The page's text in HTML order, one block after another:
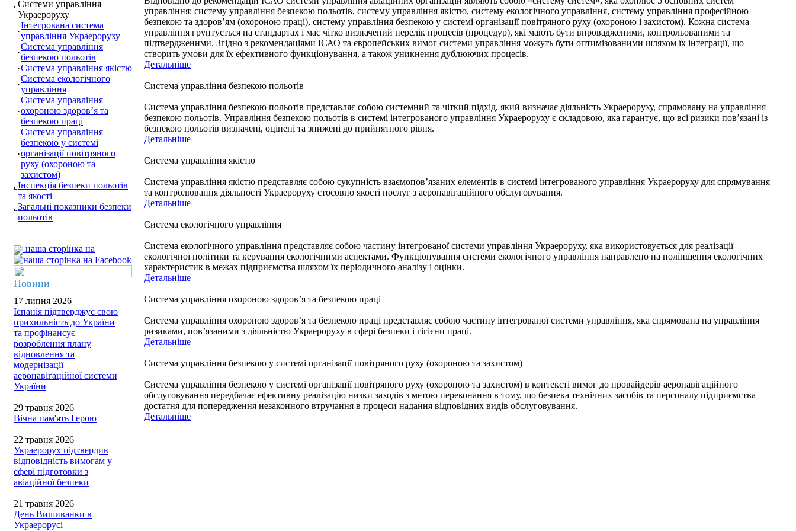
Системи управління
Украероруху
Інтегрована система
управління Украероруху
Система управління
безпекою польотів
Система управління якістю
Система екологічного
управління
Система управління
охороною здоров’я та
безпекою праці
Система управління
безпекою у системі
організації повітряного
руху (охороною та
захистом)
Інспекція безпеки польотів
та якості
Загальні показники безпеки
польотів
наша сторінка на
Новини
17 липня 2026
Іспанія підтверджує свою
прихильність до України
та профінансує
розроблення плану
відновлення та
модернізації
аеронавігаційної системи
України
29 травня 2026
Вічна пам'ять Герою
22 травня 2026
Украерорух підтвердив
відповідність вимогам у
сфері підготовки з
авіаційної безпеки
21 травня 2026
День Вишиванки в
Украерорусі
управління: систему управління безпекою польотів, систему управління якістю, систему екологічного управління, систему управління професійною
безпекою та здоров’ям (охороною праці), систему управління безпекою у системі організації повітряного руху (охороною і захистом). Кожна система
управління грунтується на стандартах і має чітко визначений перелік процесів (процедур), які мають бути впровадженими, контрольованими та
підтвердженими. Згідно з рекомендаціями ІСАО та європейських вимог системи управління можуть бути оптимізованими шляхом їх інтеграції, що
створить умови для їх ефективного функціонування, а також уникнення дублюючих процесів.
Детальніше
Система управління безпекою польотів
Система управління безпекою польотів представляє собою системний та чіткий підхід, який визначає діяльність Украероруху, спрямовану на управління
безпекою польотів. Управління безпекою польотів в системі інтегрованого управління Украероруху є складовою, яка гарантує, що всі ризики пов’язані із
безпекою польотів визначені, оцінені та знижені до прийнятного рівня.
Детальніше
Система управління якістю
Система управління якістю представляє собою сукупність взаємопов’язаних елементів в системі інтегрованого управління Украероруху для спрямування
та контролювання діяльності Украероруху стосовно якості послуг з аеронавігаційного обслуговування.
Детальніше
Система екологічного управління
Система екологічного управління представляє собою частину інтегрованої системи управління Украероруху, яка використовується для реалізації
екологічної політики та керування екологічними аспектами. Функціонування системи екологічного управління направлено на поліпшення екологічних
характеристик в межах підприємства шляхом їх періодичного аналізу і оцінки.
Детальніше
Система управління охороною здоров’я та безпекою праці
Система управління охороною здоров’я та безпекою праці представляє собою частину інтегрованої системи управління, яка спрямована на управління
ризиками, пов’язаними з діяльністю Украероруху в сфері безпеки і гігієни праці.
Детальніше
Система управління безпекою у системі організації повітряного руху (охороною та захистом)
Система управління безпекою у системі організації повітряного руху (охороною та захистом) в контексті вимог до провайдерів аеронавігаційного
обслуговування передбачає ефективну реалізацію низки заходів з метою переконання в тому, що безпека технічних засобів та персоналу підприємства
достатня для попередження незаконного втручання в процеси надання відповідних видів обслуговування.
Детальніше